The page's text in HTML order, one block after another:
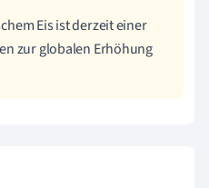
Eis ist derzeit einer
zur globalen Erhöhung